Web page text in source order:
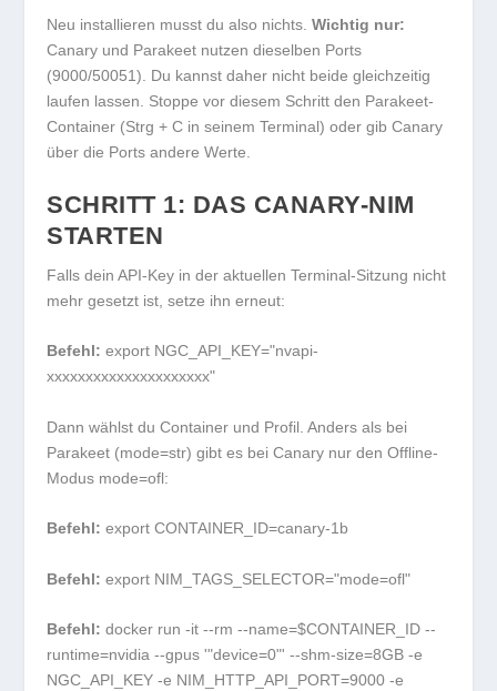
Neu installieren musst du also nichts.Wichtig nur:
Canary und Parakeet nutzen dieselben Ports
(9000/50051). Du kannst daher nicht beide gleichzeitig
laufen lassen. Stoppe vor diesem Schritt den Parakeet-
Container (Strg + C in seinem Terminal) oder gib Canary
über die Ports andere Werte.
SCHRITT 1: DAS CANARY-NIM
STARTEN
Falls dein API-Key in der aktuellen Terminal-Sitzung nicht
mehr gesetzt ist, setze ihn erneut:
Befehl: export NGC_API_KEY="nvapi-
xxxxxxxxxxxxxxxxxxxxx"
Dann wählst du Container und Profil. Anders als bei
Parakeet (mode=str) gibt es bei Canary nur den Offline-
Modus mode=ofl:
Befehl: export CONTAINER_ID=canary-1b
Befehl: export NIM_TAGS_SELECTOR="mode=ofl"
Befehl: docker run -it --rm --name=$CONTAINER_ID --
runtime=nvidia --gpus '"device=0"' --shm-size=8GB -e
NGC_API_KEY -e NIM_HTTP_API_PORT=9000 -e